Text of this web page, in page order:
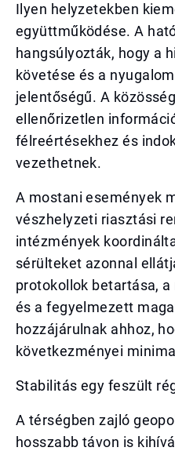
Ilyen helyzetekben
együttműködése. A
hangsúlyozták, hogy a
követése és a
jelentőségű. A
ellenőrizetlen
félreértésekhez és
vezethetnek.
A mostani események
vészhelyzeti riasztási
intézmények
sérülteket azonnal
protokollok betartása,
és a fegyelmezett
hozzájárulnak ahhoz,
következményei
Stabilitás egy feszült
A térségben zajló
hosszabb távon is